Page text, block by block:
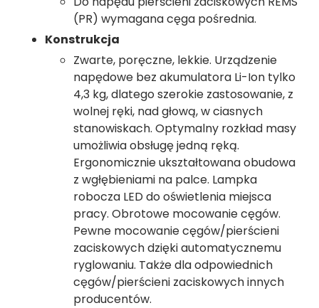
(PR) wymagana cęga pośrednia.
Konstrukcja
Zwarte, poręczne, lekkie. Urządzenie
napędowe bez akumulatora Li-Ion tylko
4,3 kg, dlatego szerokie zastosowanie, z
wolnej ręki, nad głową, w ciasnych
stanowiskach. Optymalny rozkład masy
umożliwia obsługę jedną ręką.
Ergonomicznie ukształtowana obudowa
z wgłębieniami na palce. Lampka
robocza LED do oświetlenia miejsca
pracy. Obrotowe mocowanie cęgów.
Pewne mocowanie cęgów/pierścieni
zaciskowych dzięki automatycznemu
ryglowaniu. Także dla odpowiednich
cęgów/pierścieni zaciskowych innych
producentów.